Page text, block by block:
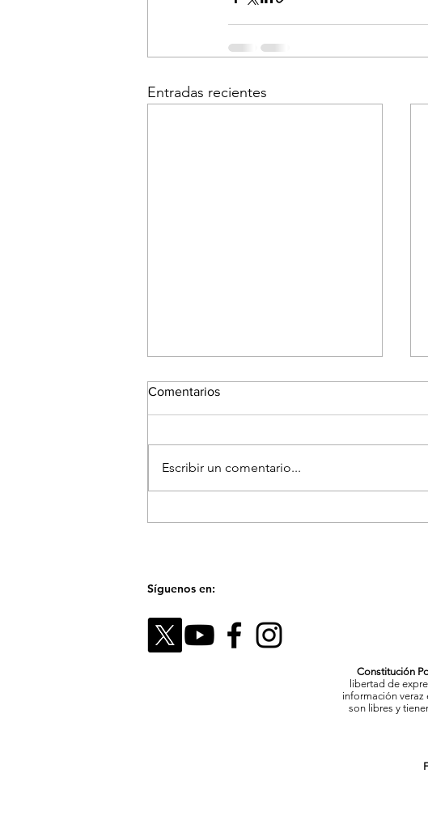
Entradas recientes
Comentarios
Escribir un comentario...
Síguenos en:
Constitución
libertad de
información veraz
son libres y